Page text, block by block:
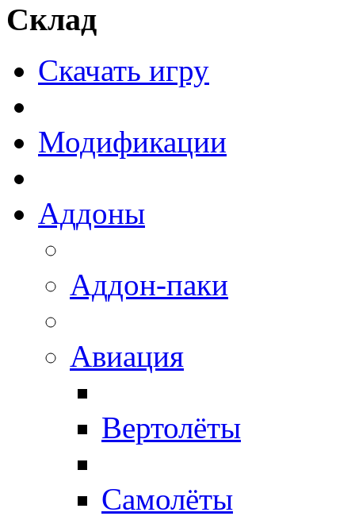
Склад
Скачать игру
Модификации
Аддоны
Аддон-паки
Авиация
Вертолёты
Самолёты